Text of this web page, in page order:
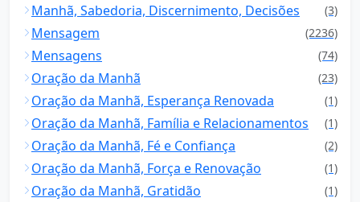
Manhã, Sabedoria, Discernimento, Decisões (3)
Mensagem (2236)
Mensagens (74)
Oração da Manhã (23)
Oração da Manhã, Esperança Renovada (1)
Oração da Manhã, Família e Relacionamentos (1)
Oração da Manhã, Fé e Confiança (2)
Oração da Manhã, Força e Renovação (1)
Oração da Manhã, Gratidão (1)